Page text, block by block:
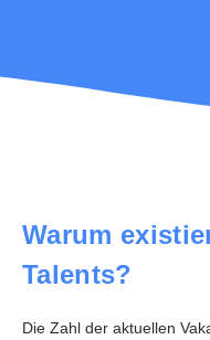
Warum
Talents?
Die Zahl der aktuellen